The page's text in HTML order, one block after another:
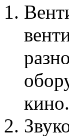
кино.